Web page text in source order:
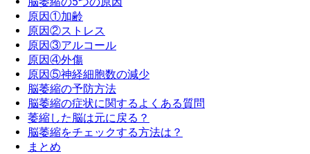
原因①加齢
原因②ストレス
原因③アルコール
原因④外傷
原因⑤神経細胞数の減少
脳萎縮の予防方法
脳萎縮の症状に関するよくある質問
萎縮した脳は元に戻る？
脳萎縮をチェックする方法は？
まとめ